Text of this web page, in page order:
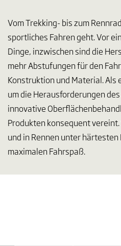
Vom Trekking- bis zum
sportliches Fahren geht. Vor
Dinge, inzwischen sind die
mehr Abstufungen für den
Konstruktion und Material.
um die Herausforderungen
innovative
Produkten konsequent
und in Rennen unter
maximalen Fahrspaß.